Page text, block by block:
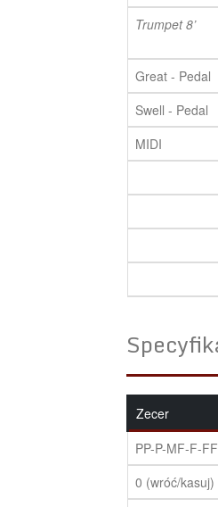
Trumpet 8’
Great - Pedal
Swell - Pedal
MIDI
Zecer
PP-P-MF-F-
0 (wróć/kasuj)